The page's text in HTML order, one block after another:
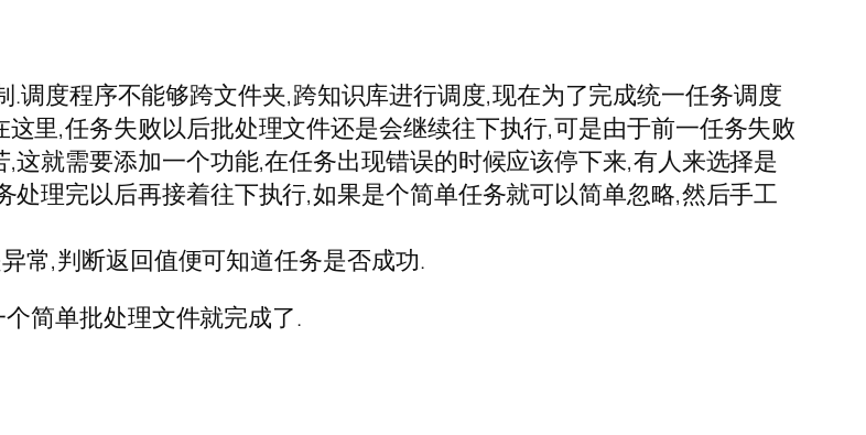
度程序不能够跨文件夹,跨知识库进行调度,现在为了完成统一任务调度
里,任务失败以后批处理文件还是会继续往下执行,可是由于前一任务失败
就需要添加一个功能,在任务出现错误的时候应该停下来,有人来选择是
理完以后再接着往下执行,如果是个简单任务就可以简单忽略,然后手工
常,判断返回值便可知道任务是否成功.
简单批处理文件就完成了.